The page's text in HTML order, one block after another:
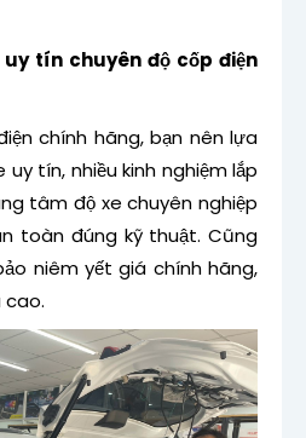
tín chuyên độ cốp điện
chính hãng, bạn nên lựa
tín, nhiều kinh nghiệm lắp
tâm độ xe chuyên nghiệp
toàn đúng kỹ thuật. Cũng
niêm yết giá chính hãng,
cao.